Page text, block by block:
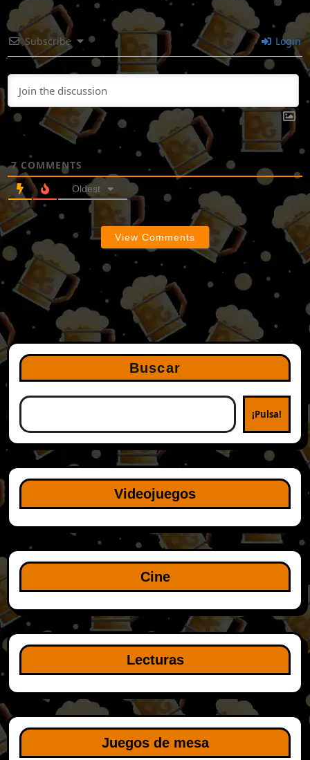
Subscribe Login
7COMMENTS
Oldest
View Comments
Buscar
¡Pulsa!
Videojuegos
Cine
Lecturas
Juegos de mesa